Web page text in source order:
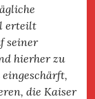
erteilt
seiner
hierher zu
die Kaiser